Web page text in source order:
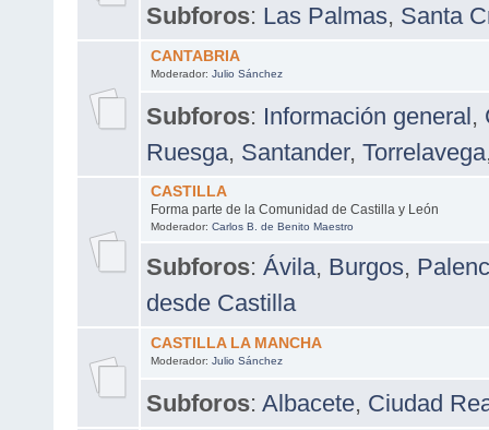
Subforos: Las Palmas, Santa
CANTABRIA
Moderador: Julio Sánchez
Subforos: Información general,
Ruesga, Santander, Torrelavega
CASTILLA
Forma parte de la Comunidad de Castilla y León
Moderador: Carlos B. de Benito Maestro
Subforos: Ávila, Burgos,
desde Castilla
CASTILLA LA MANCHA
Moderador: Julio Sánchez
Subforos: Albacete, Ciudad